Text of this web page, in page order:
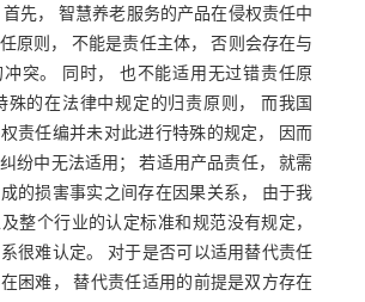
首先， 智慧养老服务的产品在侵权责任中
原则， 不能是责任主体， 否则会存在与
突。 同时， 也不能适用无过错责任原
殊的在法律中规定的归责原则， 而我国
权责任编并未对此进行特殊的规定， 因而
纷中无法适用； 若适用产品责任， 就需
的损害事实之间存在因果关系， 由于我
整个行业的认定标准和规范没有规定，
很难认定。 对于是否可以适用替代责任
困难， 替代责任适用的前提是双方存在